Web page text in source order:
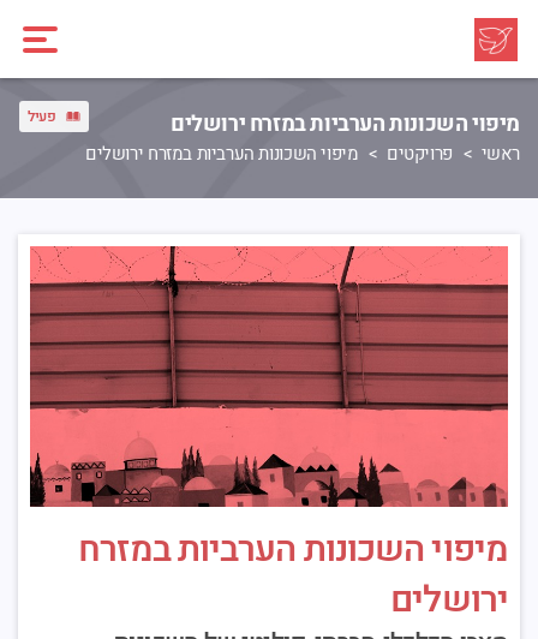
מיפוי השכונות הערביות במזרח ירושלים
ראשי פרויקטים מיפוי השכונות הערביות במזרח ירושלים
פעיל
מיפוי השכונות הערביות במזרח
ירושלים